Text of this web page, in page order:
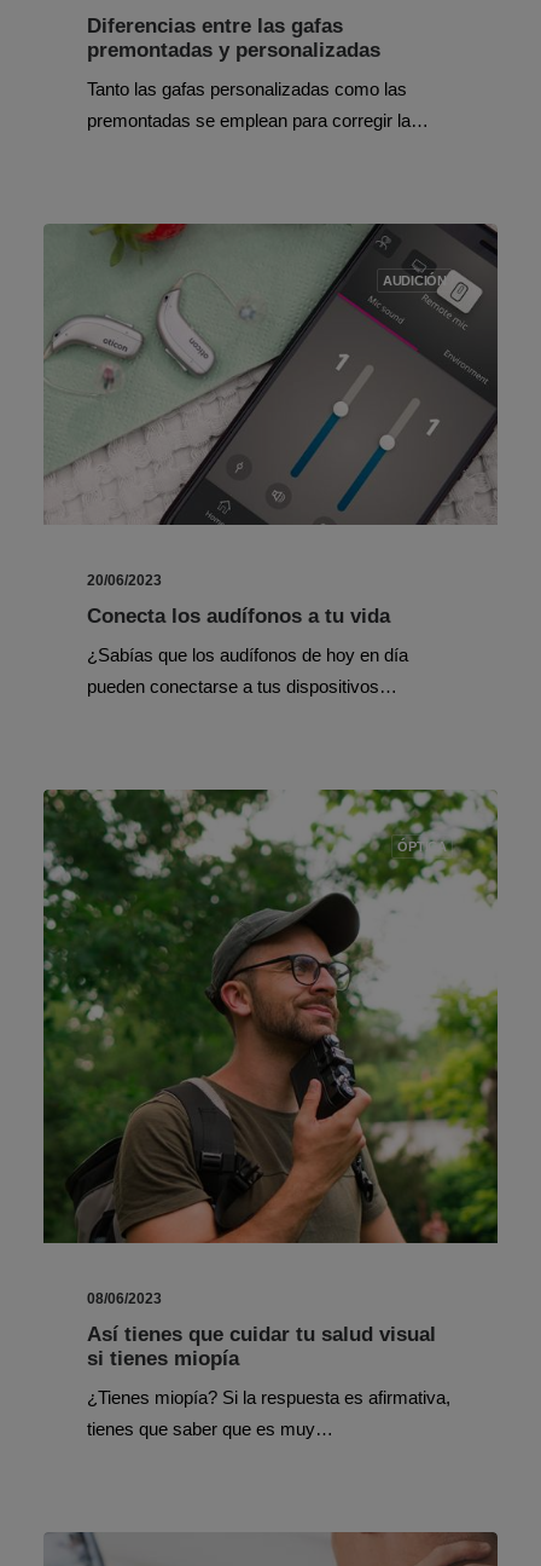
Diferencias entre las gafas
premontadas y personalizadas
Tanto las gafas personalizadas como las
premontadas se emplean para corregir la…
AUDICIÓN
20/06/2023
Conecta los audífonos a tu vida
¿Sabías que los audífonos de hoy en día
pueden conectarse a tus dispositivos…
ÓPTICA
08/06/2023
Así tienes que cuidar tu salud visual
si tienes miopía
¿Tienes miopía? Si la respuesta es afirmativa,
tienes que saber que es muy…